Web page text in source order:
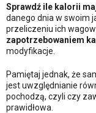
Sprawdź ile kalorii
danego dnia w swoim
przeliczeniu ich
zapotrzebowaniem
modyfikacje.
Pamiętaj jednak, że
jest uwzględnianie
pochodzą, czyli czy
prawidłowa.